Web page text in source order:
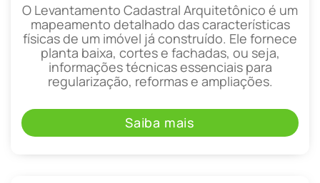
O Levantamento Cadastral Arquitetônico é um
mapeamento detalhado das características
físicas de um imóvel já construído. Ele fornece
planta baixa, cortes e fachadas, ou seja,
informações técnicas essenciais para
regularização, reformas e ampliações.
Saiba mais